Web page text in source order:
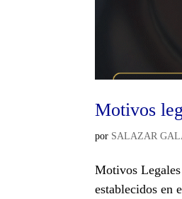
Motivos
por SALAZAR
Motivos
establecidos en